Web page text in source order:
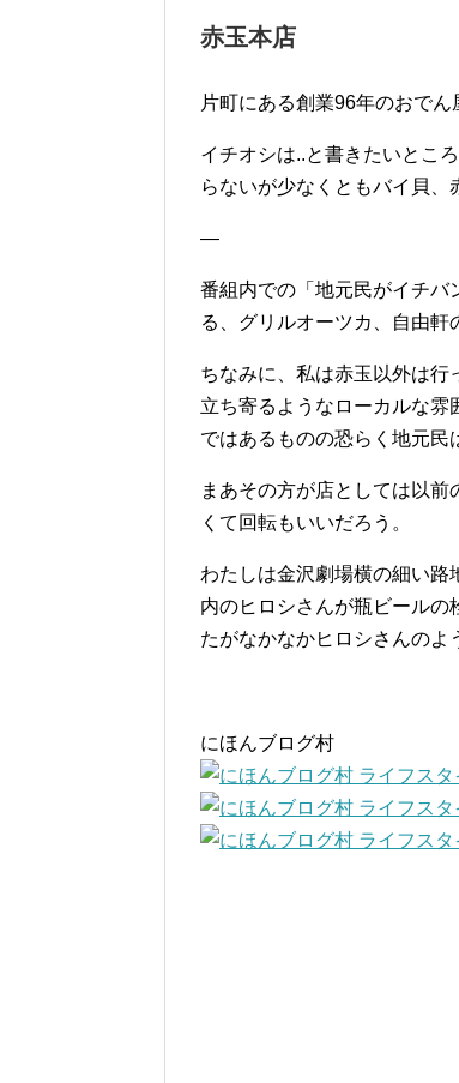
赤玉本店
片町にある創業96年のおでん
イチオシは..と書きたいとこ
らないが少なくともバイ貝、
—
番組内での「地元民がイチバ
る、グリルオーツカ、自由軒
ちなみに、私は赤玉以外は行
立ち寄るようなローカルな雰
ではあるものの恐らく地元民
まあその方が店としては以
くて回転もいいだろう。
わたしは金沢劇場横の細い路
内のヒロシさんが瓶ビールの
たがなかなかヒロシさんのよ
にほんブログ村